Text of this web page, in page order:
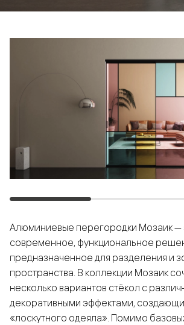
Алюминиевые перегородки Мозаик —
современное, функциональное
предназначенное для разделения и
пространства. В коллекции Мозаик
несколько вариантов стёкол с
декоративными эффектами,
«лоскутного одеяла». Помимо